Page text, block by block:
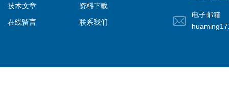
技术文章
资料下载
在线留言
联系我们
电子邮箱